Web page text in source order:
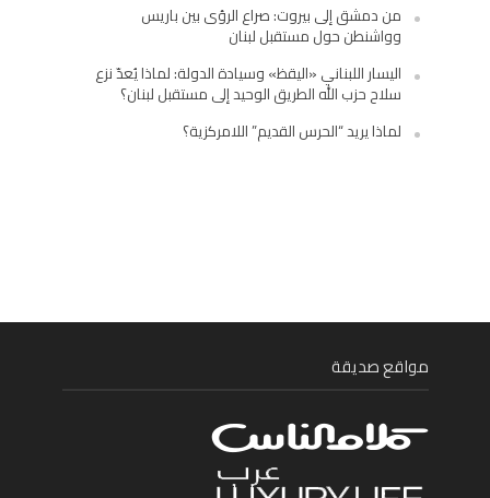
من دمشق إلى بيروت: صراع الرؤى بين باريس
وواشنطن حول مستقبل لبنان
اليسار اللبناني «اليقظ» وسيادة الدولة: لماذا يُعدّ نزع
سلاح حزب الله الطريق الوحيد إلى مستقبل لبنان؟
لماذا يريد “الحرس القديم” اللامركزية؟
مواقع صديقة